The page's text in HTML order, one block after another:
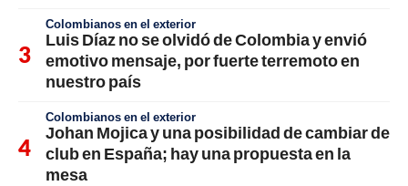
Colombianos en el exterior
Luis Díaz no se olvidó de Colombia y envió
emotivo mensaje, por fuerte terremoto en
nuestro país
Colombianos en el exterior
Johan Mojica y una posibilidad de cambiar de
club en España; hay una propuesta en la
mesa